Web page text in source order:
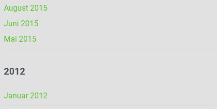
August 2015
Juni 2015
Mai 2015
2012
Januar 2012